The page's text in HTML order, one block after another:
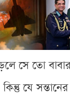
সে তো
কিন্তু যে